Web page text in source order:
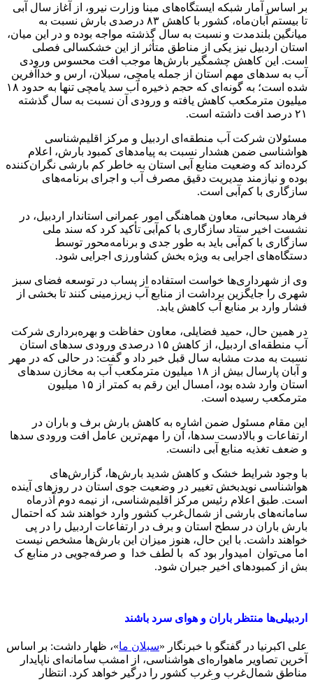
بر اساس آمار شبکه ایستگاه‌های مبنا وزارت نیرو، از آغاز سال آبی
تا بیستم آبان‌ماه، کشور با کاهش ۸۳ درصدی بارش نسبت به
میانگین بلندمدت و نسبت به سال گذشته مواجه بوده و در این میان،
استان اردبیل نیز یکی از مناطق متأثر از این خشکسالی فصلی
است. این کاهش چشمگیر بارش‌ها موجب افت محسوس ورودی
آب به سدهای مهم استان از جمله یامچی، سبلان، ارس و خداآفرین
شده است؛ به گونه‌ای که حجم ذخیره آب سد یامچی تنها به حدود ۱۸
میلیون مترمکعب کاهش یافته و ورودی آن نسبت به سال گذشته
۲۱ درصد افت داشته است.
مسئولان شرکت آب منطقه‌ای اردبیل و مرکز اقلیم‌شناسی
هواشناسی ضمن هشدار نسبت به پیامدهای کمبود بارش، اعلام
کرده‌اند که وضعیت منابع آبی استان به خاطر کم بارشی نگران‌کننده
بوده و نیازمند مدیریت دقیق مصرف آب و اجرای برنامه‌های
سازگاری با کم‌آبی است.
فرهاد سبحانی، معاون هماهنگی امور عمرانی استاندار اردبیل، در
نشست اخیر ستاد سازگاری با کم‌آبی تأکید کرد که سند ملی
سازگاری با کم‌آبی باید به طور جدی و برنامه‌محور توسط
دستگاه‌های اجرایی به ویژه بخش کشاورزی اجرایی شود.
وی از شهرداری‌ها خواست استفاده از پساب در توسعه فضای سبز
شهری را جایگزین برداشت از منابع آب زیرزمینی کنند تا بخشی از
فشار وارد بر منابع آب کاهش یابد.
در همین حال، حمید فضایلی، معاون حفاظت و بهره‌برداری شرکت
آب منطقه‌ای اردبیل، از کاهش ۱۵ درصدی ورودی سدهای استان
نسبت به مدت مشابه سال قبل خبر داد و گفت: در حالی که در مهر
و آبان پارسال بیش از ۱۸ میلیون مترمکعب آب به مخازن سدهای
استان وارد شده بود، امسال این رقم به کمتر از ۱۵ میلیون
مترمکعب رسیده است.
این مقام مسئول ضمن اشاره به کاهش بارش برف و باران در
ارتفاعات و بالادست سدها، آن را مهم‌ترین عامل افت ورودی سدها
و ضعف تغذیه منابع آبی دانست.
با وجود شرایط خشک و کاهش شدید بارش‌ها، گزارش‌های
هواشناسی نویدبخش تغییر در وضعیت جوی استان در روزهای آینده
است. طبق اعلام رئیس مرکز اقلیم‌شناسی، از نیمه دوم آذرماه
سامانه‌های بارشی از شمال‌غرب کشور وارد خواهند شد که احتمال
بارش باران در سطح استان و برف در ارتفاعات اردبیل را در پی
خواهند داشت. با این حال، هنوز میزان این بارش‌ها مشخص نیست
اما می‌توان امیدوار بود که با لطف خدا و صرفه‌جویی در منابع ک
بش از کمبودهای اخیر جبران شود.
اردبیلی‌ها منتظر باران و هوای سرد باشند
علی اکبرنیا در گفتگو با خبرنگار «سبلان ما»، ظهار داشت: بر اساس
آخرین تصاویر ماهواره‌ای هواشناسی، از امشب سامانه‌ای ناپایدار
مناطق شمال‌غرب و غرب کشور را درگیر خواهد کرد. انتظار